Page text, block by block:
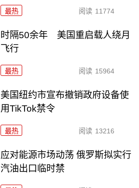
最热 阅读 11774
时隔50余年 美国重启载人绕月
飞行
最热 阅读 15964
美国纽约市宣布撤销政府设备使
用TikTok禁令
最热 阅读 13216
应对能源市场动荡 俄罗斯拟实行
汽油出口临时禁